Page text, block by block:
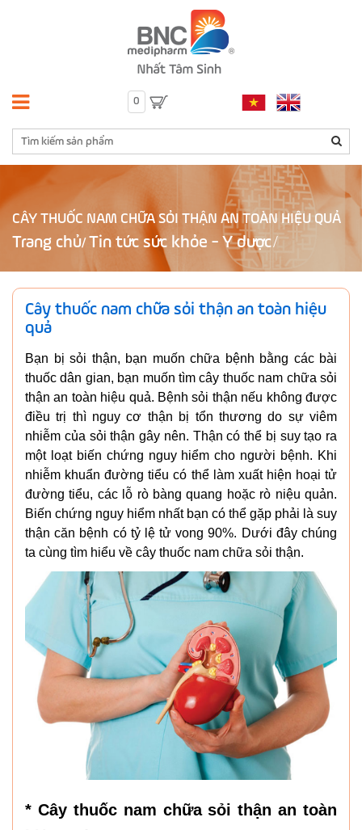
0
CÂY THUỐC NAM CHỮA SỎI THẬN AN TOÀN HIỆU QUẢ
Trang chủ/ Tin tức sức khỏe - Y dược
Cây thuốc nam chữa sỏi thận an toàn hiệu
quả
Bạn bị sỏi thận, bạn muốn chữa bệnh bằng các bài
thuốc dân gian, bạn muốn tìm cây thuốc nam chữa sỏi
thận an toàn hiệu quả. Bệnh sỏi thận nếu không được
điều trị thì nguy cơ thận bị tổn thương do sự viêm
nhiễm của sỏi thận gây nên. Thận có thể bị suy tạo ra
một loạt biến chứng nguy hiểm cho người bệnh. Khi
nhiễm khuẩn đường tiểu có thể làm xuất hiện hoại tử
đường tiểu, các lỗ rò bàng quang hoặc rò niệu quản.
Biến chứng nguy hiểm nhất bạn có thể gặp phải là suy
thận căn bệnh có tỷ lệ tử vong 90%. Dưới đây chúng
ta cùng tìm hiểu về cây thuốc nam chữa sỏi thận.
* Cây thuốc nam chữa sỏi thận an toàn